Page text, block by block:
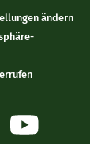
ändern